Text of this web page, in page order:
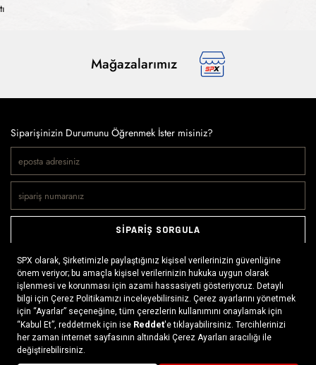
Mağazalarımız
Siparişinizin Durumunu Öğrenmek İster misiniz?
SİPARİŞ SORGULA
Doğaya ve spora tutkuyla bağlı olanların markası SPX, çeşitli
kategorilerde sunduğu spor giyim ürünleri, outdoor ayakkabılar,
ekipman ve aksesuarlar ile, her yerde ve her koşulda doğayla
buluşmayı mümkün kılıyor. Daima aktif bir yaşam tarzını
benimseyenlerin ihtiyaç duyabileceği her şey, SPX’in online
mağazasında ziyaretçilerin beğenisine sunuluyor.
x